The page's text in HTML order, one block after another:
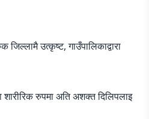
जिल्लामै उत्कृष्ट, गाउँपालिकाद्वारा
शारीरिक रुपमा अति अशक्त दिलिपलाइ